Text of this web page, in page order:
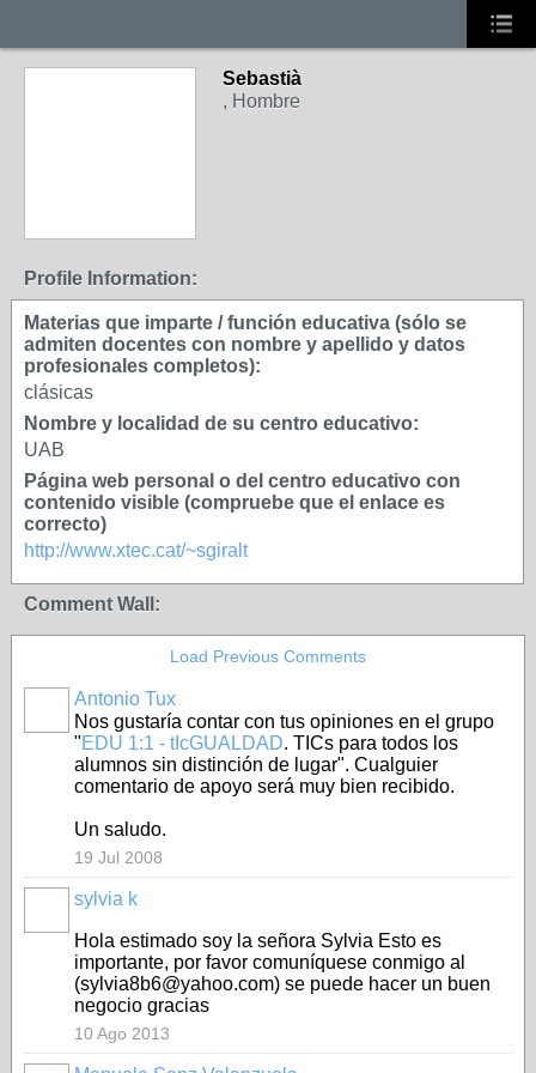
Sebastià
, Hombre
Profile Information:
Materias que imparte / función educativa (sólo se
admiten docentes con nombre y apellido y datos
profesionales completos):
clásicas
Nombre y localidad de su centro educativo:
UAB
Página web personal o del centro educativo con
contenido visible (compruebe que el enlace es
correcto)
http://www.xtec.cat/~sgiralt
Comment Wall:
Load Previous Comments
Antonio Tux
Nos gustaría contar con tus opiniones en el grupo
"EDU 1:1 - tIcGUALDAD. TICs para todos los
alumnos sin distinción de lugar". Cualguier
comentario de apoyo será muy bien recibido.
Un saludo.
19 Jul 2008
sylvia k
Hola estimado soy la señora Sylvia Esto es
importante, por favor comuníquese conmigo al
(sylvia8b6@yahoo.com) se puede hacer un buen
negocio gracias
10 Ago 2013